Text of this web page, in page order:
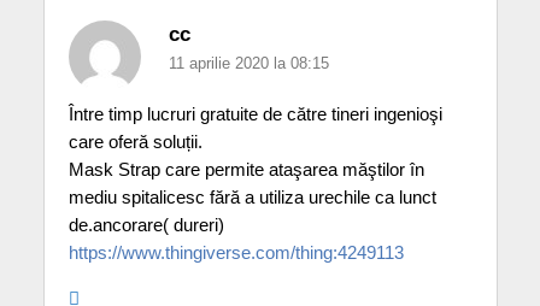
cc
11 aprilie 2020 la 08:15
Între timp lucruri gratuite de către tineri ingenioşi
care oferă soluții.
Mask Strap care permite ataşarea măştilor în
mediu spitalicesc fără a utiliza urechile ca lunct
de.ancorare( dureri)
https://www.thingiverse.com/thing:4249113